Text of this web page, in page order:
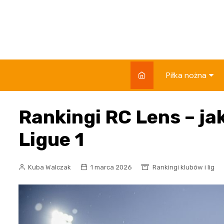
Piłka nożna
Składy i
Rankingi RC Lens –
Ligue 1
Kuba Walczak 1 marca 2026 Rankingi klubów i lig